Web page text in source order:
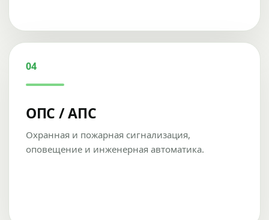
04
ОПС / АПС
Охранная и пожарная сигнализация,
оповещение и инженерная автоматика.